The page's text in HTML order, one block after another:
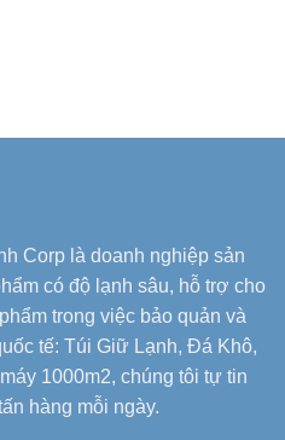
Corp là doanh nghiệp sản
có độ lạnh sâu, hỗ trợ cho
trong việc bảo quản và
tế: Túi Giữ Lạnh, Đá Khô,
1000m2, chúng tôi tự tin
hàng mỗi ngày.